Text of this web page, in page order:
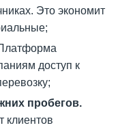
Это экономит
доступ к
пробегов.
клиентов